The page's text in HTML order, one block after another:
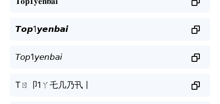
𝙏𝙤𝙥1𝙮𝙚𝙣𝙗𝙖𝙞
𝘛𝘰𝘱1𝘺𝘦𝘯𝘣𝘢𝘪
Tㄖ卩1ㄚ乇几乃卂丨